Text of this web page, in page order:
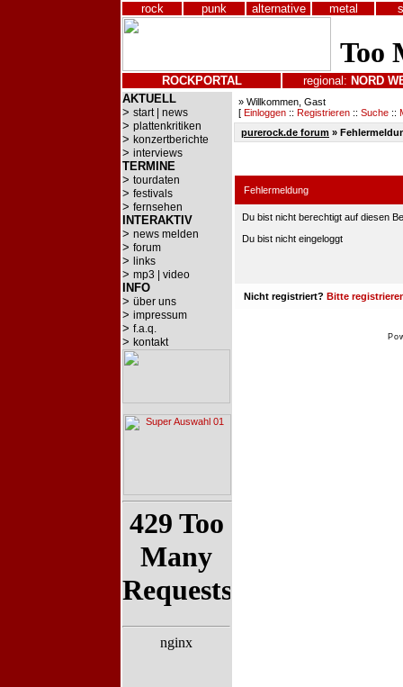
rock punk alternative metal
ROCKPORTAL regional: NORD
AKTUELL
> start | news
> plattenkritiken
> konzertberichte
> interviews
TERMINE
> tourdaten
> festivals
> fernsehen
INTERAKTIV
> news melden
> forum
> links
> mp3 | video
INFO
> über uns
> impressum
> f.a.q.
> kontakt
» Willkommen, Gast
[ Einloggen :: Registrieren :: Suche ::
purerock.de forum »
Fehlermeldung
Du bist nicht berechtigt auf diesen
Du bist nicht eingeloggt
Nicht registriert? Bitte